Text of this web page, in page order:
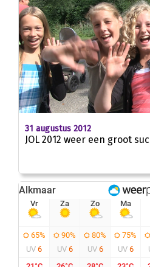
31 augustus 2012
JOL 2012 weer een groot